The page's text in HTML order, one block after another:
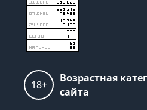
18+
Возрастная
сайта